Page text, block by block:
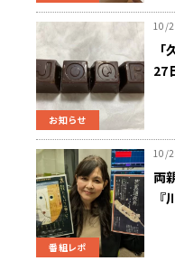
お知らせ
10/
27
番組レポ
10/
両